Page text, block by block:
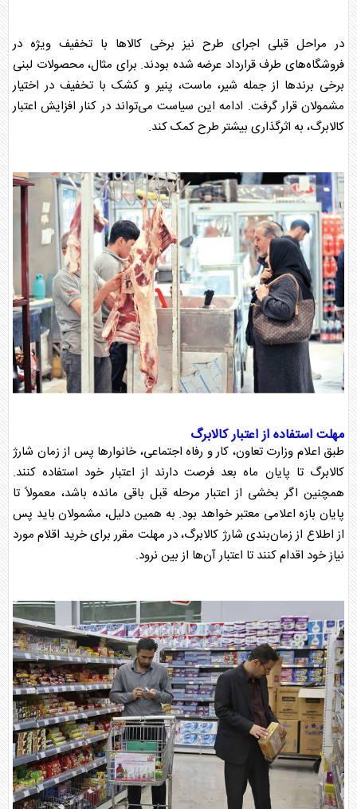
در مراحل قبلی اجرای طرح نیز برخی کالاها با تخفیف ویژه در
فروشگاه‌های طرف قرارداد عرضه شده بودند. برای مثال، محصولات لبنی
برخی برندها از جمله شیر، ماست، پنیر و کشک با تخفیف در اختیار
مشمولان قرار گرفت. ادامه این سیاست می‌تواند در کنار افزایش اعتبار
کالابرگ، به اثرگذاری بیشتر طرح کمک کند.
مهلت استفاده از اعتبارکالابرگ
طبق اعلام وزارت تعاون، کار و رفاه اجتماعی، خانوارها پس از زمان شارژ
کالابرگ تا پایان ماه بعد فرصت دارند از اعتبار خود استفاده کنند.
همچنین اگر بخشی از اعتبار مرحله قبل باقی مانده باشد، معمولاً تا
پایان بازه اعلامی معتبر خواهد بود. به همین دلیل، مشمولان باید پس
از اطلاع از زمان‌بندی شارژ کالابرگ، در مهلت مقرر برای خرید اقلام مورد
نیاز خود اقدام کنند تا اعتبار آن‌ها از بین نرود.